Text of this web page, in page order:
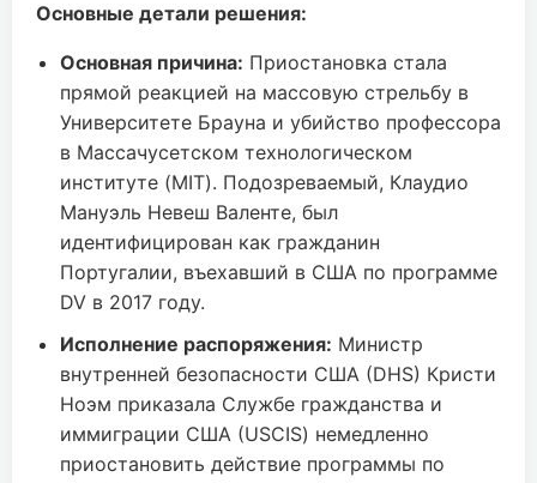
Основные детали решения:
Основная причина: Приостановка стала
прямой реакцией на массовую стрельбу в
Университете Брауна и убийство профессора
в Массачусетском технологическом
институте (MIT). Подозреваемый, Клаудио
Мануэль Невеш Валенте, был
идентифицирован как гражданин
Португалии, въехавший в США по программе
DV в 2017 году.
Исполнение распоряжения: Министр
внутренней безопасности США (DHS) Кристи
Ноэм приказала Службе гражданства и
иммиграции США (USCIS) немедленно
приостановить действие программы по